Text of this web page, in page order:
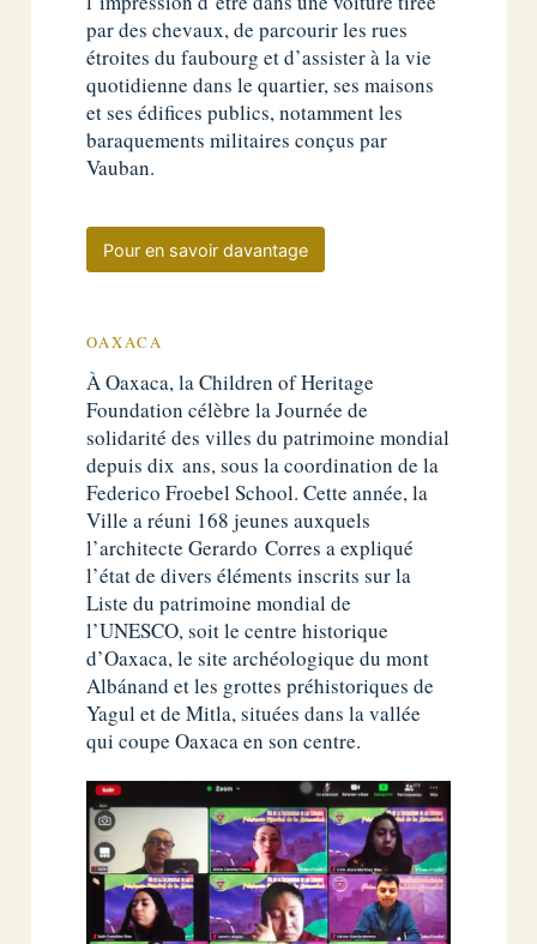
par des chevaux, de parcourir les rues
étroites du faubourg et d’assister à la vie
quotidienne dans le quartier, ses maisons
et ses édifices publics, notamment les
baraquements militaires conçus par
Vauban.
Pour en savoir davantage
OAXACA
À Oaxaca, la Children of Heritage
Foundation célèbre la Journée de
solidarité des villes du patrimoine mondial
depuis dix ans, sous la coordination de la
Federico Froebel School. Cette année, la
Ville a réuni 168 jeunes auxquels
l’architecte Gerardo Corres a expliqué
l’état de divers éléments inscrits sur la
Liste du patrimoine mondial de
l’UNESCO, soit le centre historique
d’Oaxaca, le site archéologique du mont
Albánand et les grottes préhistoriques de
Yagul et de Mitla, situées dans la vallée
qui coupe Oaxaca en son centre.